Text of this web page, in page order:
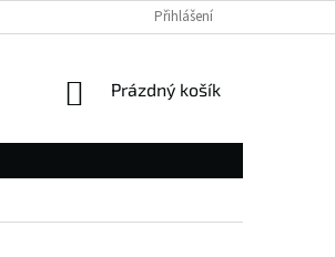
Přihlášení
NÁKUPNÍ
Prázdný košík